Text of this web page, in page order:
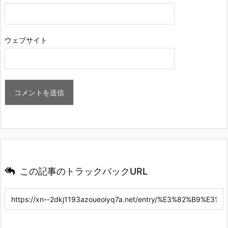
ウェブサイト
この記事のトラックバックURL